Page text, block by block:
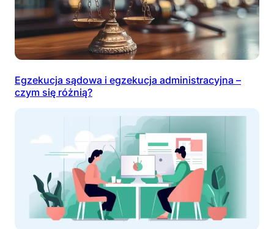
Egzekucja sądowa i egzekucja administracyjna –
czym się różnią?